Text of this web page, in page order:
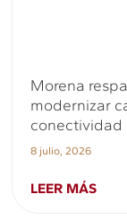
Morena
modernizar
conectividad
8 julio, 2026
LEER MÁS